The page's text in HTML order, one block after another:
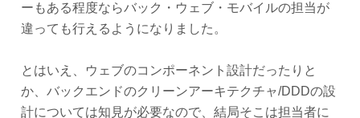
ーもある程度ならバック・ウェブ・モバイルの担当が
違っても行えるようになりました。
とはいえ、ウェブのコンポーネント設計だったりと
か、バックエンドのクリーンアーキテクチャ/DDDの設
計については知見が必要なので、結局そこは担当者に